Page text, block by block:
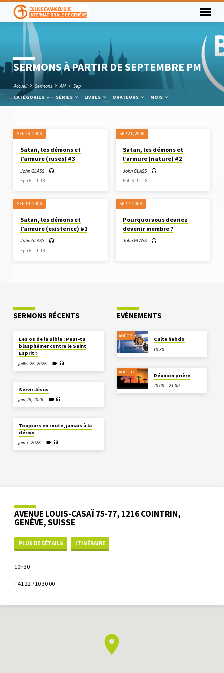
SERMONS À PARTIR DE SEPTEMBRE PM
Accueil Sermons AM
Sep
CATÉGORIES
SÉRIES LIVRES ORATEURS MOIS
SERMONS
PARTIR
DE
SEPTEMBRE
PM
SEP 28, 2008
Satan, les démons et
l’armure (ruses) #3
John GLASS
Eph 6 :11-18
SEP 21, 2008
Satan, les démons et
l’armure (nature) #2
John GLASS
Eph 6 :11-18
SEP 14, 2008
Satan, les démons et
l’armure (existence) #1
John GLASS
Eph 6 :11-18
SEP 7, 2008
Pourquoi vous devriez
devenir membre ?
John GLASS
SERMONS RÉCENTS
Les os de la Bible : Peut-tu
blasphémer contre le Saint
Esprit ?
juillet 26, 2026
Servir Jésus
juin 28, 2026
Toujours en route, jamais à la
dérive
juin 7, 2026
EVÈNEMENTS
AOÛT 9
Culte hebdo
10:30
AOÛT 12
Réunion prière
20:00 – 21:00
AVENUE LOUIS-CASAÏ 75-77, 1216 COINTRIN,
GENÈVE, SUISSE
PLUS DE DÉTAILS ITINÉRAIRE
10h30
+41 22 710 30 00